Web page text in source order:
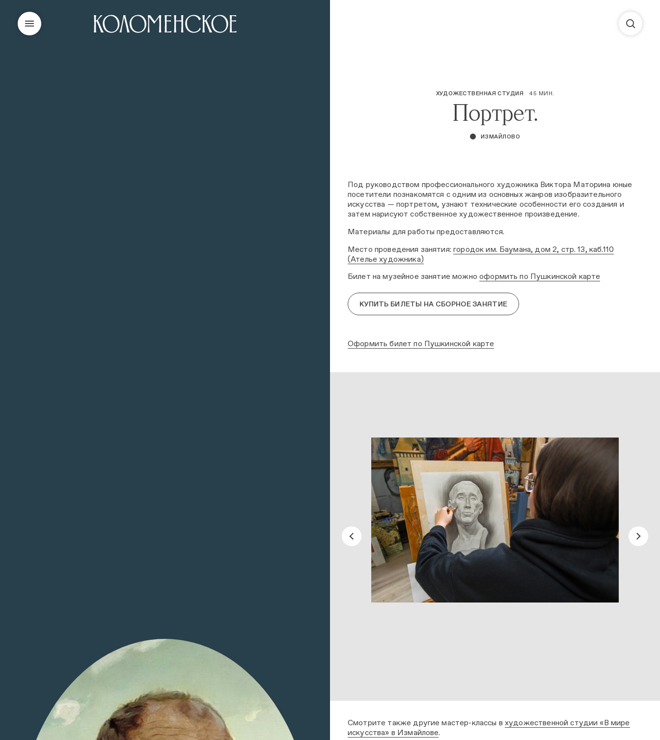
ХУДОЖЕСТВЕННАЯ СТУДИЯ 45 МИН.
Портрет.
ИЗМАЙЛОВО
Под руководством профессионального художника Виктора Маторина юные
посетители познакомятся с одним из основных жанров изобразительного
искусства — портретом, узнают технические особенности его создания и
затем нарисуют собственное художественное произведение.
Материалы для работы предоставляются.
Место проведения занятия:городок им. Баумана, дом 2, стр. 13, каб.110
(Ателье художника)
Билет на музейное занятие можнооформить по Пушкинской карте
КУПИТЬ БИЛЕТЫ НА СБОРНОЕ ЗАНЯТИЕ
Оформить билет по Пушкинской карте
Педагог — художник Виктор Маторин
Смотрите также другие мастер-классы в художественной студии «В мире
искусства» в Измайлове.